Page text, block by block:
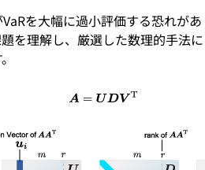
を大幅に過小評価する恐れがあ
を理解し、厳選した数理的手法に